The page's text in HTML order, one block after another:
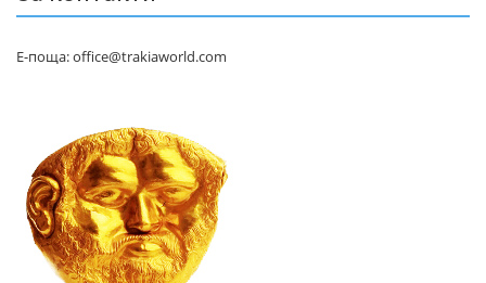
Е-поща: office@trakiaworld.com